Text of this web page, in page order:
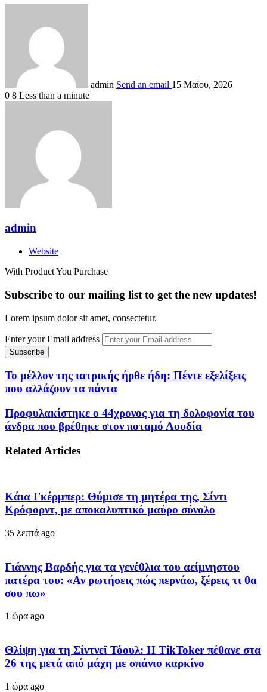
admin Send an email 15 Μαΐου, 2026
0 8 Less than a minute
admin
Website
With Product You Purchase
Subscribe to our mailing list to get the new updates!
Lorem ipsum dolor sit amet, consectetur.
Enter your Email address
Το μέλλον της ιατρικής ήρθε ήδη: Πέντε εξελίξεις
που αλλάζουν τα πάντα
Προφυλακίστηκε ο 44χρονος για τη δολοφονία του
άνδρα που βρέθηκε στον ποταμό Λουδία
Related Articles
Κάια Γκέρμπερ: Θύμισε τη μητέρα της, Σίντι
Κρόφορντ, με αποκαλυπτικό μαύρο σύνολο
35 λεπτά ago
Γιάννης Βαρδής για τα γενέθλια του αείμνηστου
πατέρα του: «Αν ρωτήσεις πώς περνάω, ξέρεις τι θα
σου πω»
1 ώρα ago
Θλίψη για τη Σίντνεϊ Τόουλ: Η TikToker πέθανε στα
26 της μετά από μάχη με σπάνιο καρκίνο
1 ώρα ago